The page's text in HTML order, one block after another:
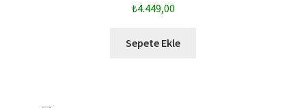
₺4.449,00
Sepete Ekle